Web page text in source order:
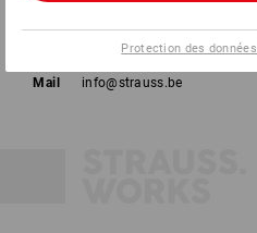
Mail
info@strauss.be
Protection des données